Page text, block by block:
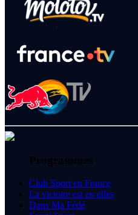
Programmes
Club Sport en France
La victoire est en elles
Dans Ma Fédé